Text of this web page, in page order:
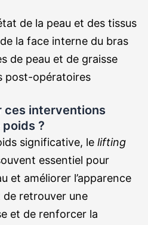
de la peau et des tissus
la face interne du bras
de peau et de graisse
post-opératoires
ces interventions
?
significative, le lifting
essentiel pour
et améliorer l’apparence
de retrouver une
et de renforcer la